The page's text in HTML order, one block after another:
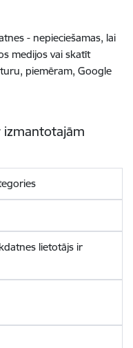
- nepieciešamas, lai
medijos vai skatīt
piemēram, Google
lietotājs ir